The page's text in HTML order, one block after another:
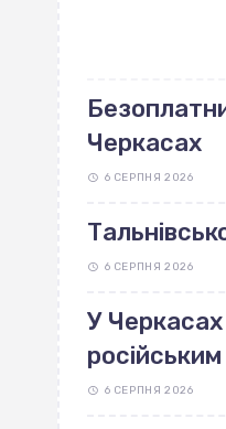
Черкасах
6 СЕРПНЯ 2026
6 СЕРПНЯ 2026
У
6 СЕРПНЯ 2026